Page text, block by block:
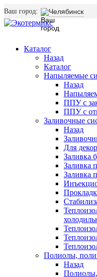
Ваш город: Челябинск
Каталог
Назад
Каталог
Напыляемые
Назад
ППУ с
ППУ с
Заливочные
Назад
Для
Заливка
Заливка
Заливка
Полиолы,
Назад